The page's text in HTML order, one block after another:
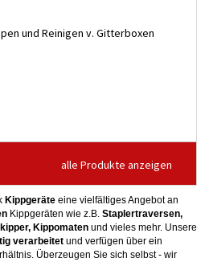
und Reinigen v. Gitterboxen
alle Produkte anzeigen
Kippgeräte eine vielfältiges Angebot an
Kippgeräten wie z.B. Staplertraversen,
Kippomaten und vieles mehr. Unsere
verarbeitet und verfügen über ein
Überzeugen Sie sich selbst - wir